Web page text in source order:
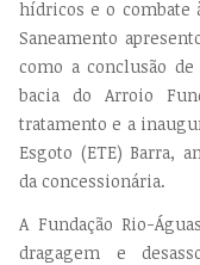
hídricos e o combate
Saneamento
como a conclusão
bacia do Arroio
tratamento e a
Esgoto (ETE) Barra,
da concessionária.
A Fundação Rio-
dragagem e